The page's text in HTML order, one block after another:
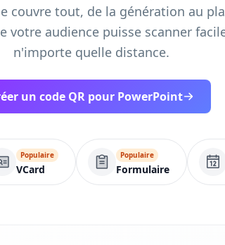
couvre tout, de la génération au
votre audience puisse scanner
n'importe quelle distance.
un code QR pour PowerPoint
Populaire
VCard
Populaire
Formulaire